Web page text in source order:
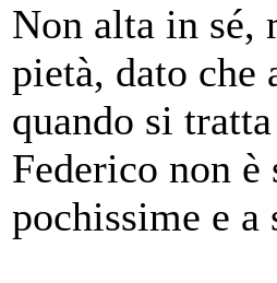
Non alta in sé,
pietà, dato
quando si
Federico non
pochissime e